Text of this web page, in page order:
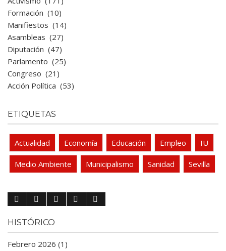
Formación (10)
Manifiestos (14)
Asambleas (27)
Diputación (47)
Parlamento (25)
Congreso (21)
Acción Política (53)
ETIQUETAS
Actualidad Economía Educación Empleo IU
Medio Ambiente Municipalismo Sanidad Sevilla
HISTÓRICO
Febrero 2026 (1)